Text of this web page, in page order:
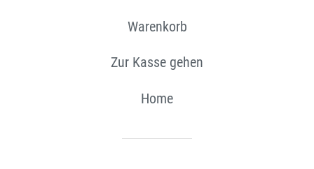
Warenkorb
Zur Kasse gehen
Home